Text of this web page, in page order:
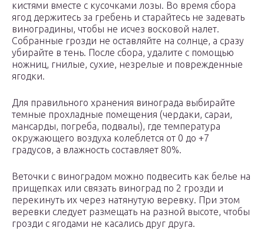
кистями вместе с кусочками лозы. Во время сбора
ягод держитесь за гребень и старайтесь не задевать
виноградины, чтобы не исчез восковой налет.
Собранные грозди не оставляйте на солнце, а сразу
убирайте в тень. После сбора, удалите с помощью
ножниц, гнилые, сухие, незрелые и поврежденные
ягодки.
Для правильного хранения винограда выбирайте
темные прохладные помещения (чердаки, сараи,
мансарды, погреба, подвалы), где температура
окружающего воздуха колеблется от 0 до +7
градусов, а влажность составляет 80%.
Веточки с виноградом можно подвесить как белье на
прищепках или связать виноград по 2 грозди и
перекинуть их через натянутую веревку. При этом
веревки следует размещать на разной высоте, чтобы
грозди с ягодами не касались друг друга.